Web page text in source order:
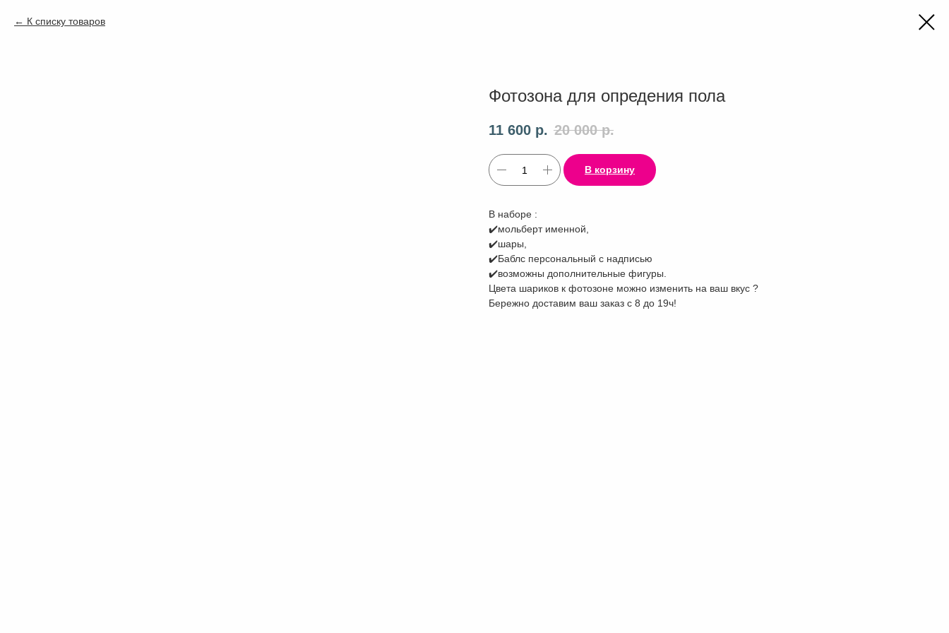
К списку товаров
Фотозона для опредения пола
11 600 р. 20 000 р.
В корзину
В наборе :
✔️мольберт именной,
✔️шары,
✔️Баблс персональный с надписью
✔️возможны дополнительные фигуры.
Цвета шариков к фотозоне можно изменить на ваш вкус ?
Бережно доставим ваш заказ с 8 до 19ч!